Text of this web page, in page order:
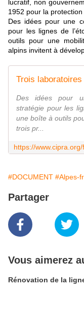
lucratif, non
1952 pour la
Des idées pour une
pour les lignes de
outils pour une
alpins invitent à
Des idées pour
stratégie pour les
une boîte à outils
trois pr...
#DOCUMENT #Alpes-
Partager
Vous aimerez
Rénovation de la